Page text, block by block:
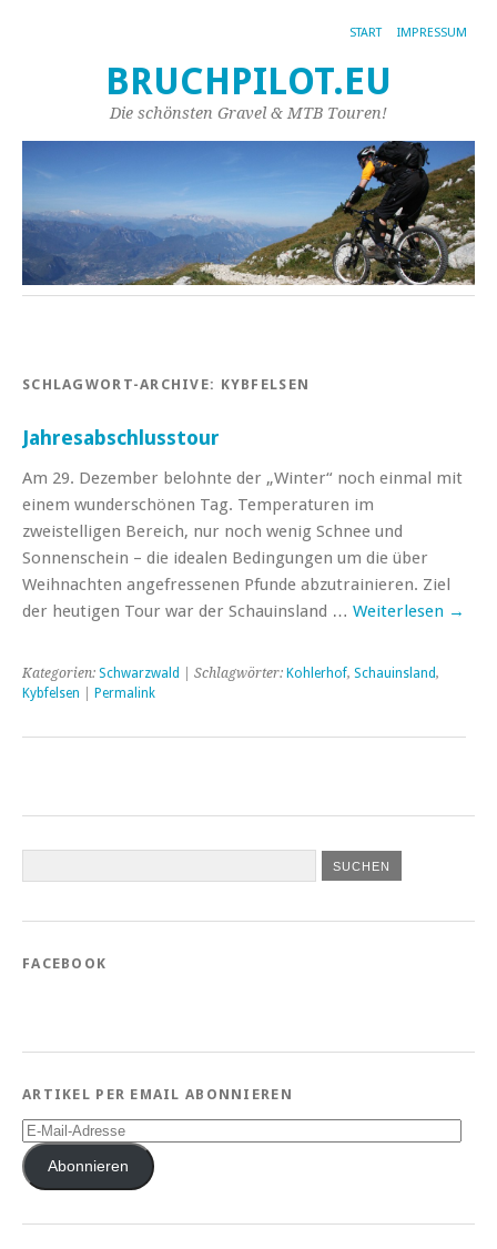
START IMPRESSUM
BRUCHPILOT.EU
Die schönsten Gravel & MTB Touren!
SCHLAGWORT-ARCHIVE: KYBFELSEN
Jahresabschlusstour
Am 29. Dezember belohnte der „Winter“ noch einmal mit
einem wunderschönen Tag. Temperaturen im
zweistelligen Bereich, nur noch wenig Schnee und
Sonnenschein – die idealen Bedingungen um die über
Weihnachten angefressenen Pfunde abzutrainieren. Ziel
der heutigen Tour war der Schauinsland … Weiterlesen →
Kategorien: Schwarzwald | Schlagwörter: Kohlerhof, Schauinsland,
Kybfelsen
Permalink
FACEBOOK
ARTIKEL PER EMAIL ABONNIEREN
E-
Mail-
AdresseAbonnieren